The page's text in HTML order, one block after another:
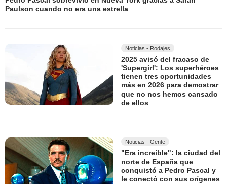
Paulson cuando no era una estrella
Noticias - Rodajes
2025 avisó del fracaso de
'Supergirl': Los superhéroes
tienen tres oportunidades
más en 2026 para demostrar
que no nos hemos cansado
de ellos
Noticias - Gente
"Era increíble": la ciudad del
norte de España que
conquistó a Pedro Pascal y
le conectó con sus orígenes